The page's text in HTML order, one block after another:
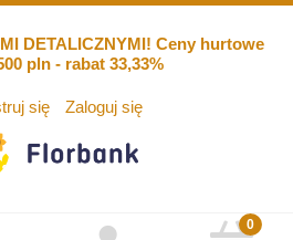
DETALICZNYMI! Ceny hurtowe
pln - rabat 33,33%
się Zaloguj się